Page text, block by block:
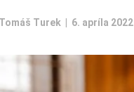
Tomáš Turek 6. apríla 2022